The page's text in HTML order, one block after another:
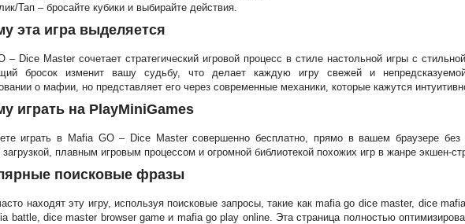
Тап – бросайте кубики и выбирайте действия.
эта игра выделяется
– Dice Master сочетает стратегический игровой процесс в стиле настольной игры с
бросок изменит вашу судьбу, что делает каждую игру свежей и
о мафии, но представляет его через современные механики, которые кажутся
играть на PlayMiniGames
играть в Mafia GO – Dice Master совершенно бесплатно, прямо в вашем браузере без
загрузкой, плавным игровым процессом и огромной библиотекой похожих игр в жанре экшен-
поисковые фразы
находят эту игру, используя поисковые запросы, такие как mafia go dice master, dice
battle, dice master browser game и mafia go play online. Эта страница полностью